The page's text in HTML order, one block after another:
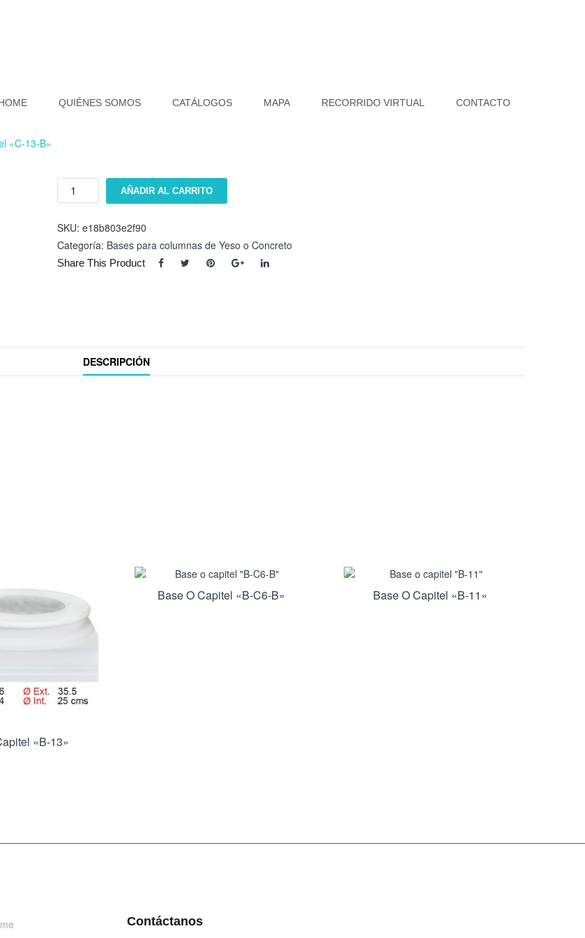
QUIÉNES SOMOS CATÁLOGOS MAPA RECORRIDO VIRTUAL CONTACTO
«C-13-B»
Base
"C-
13-
cantidad
AÑADIR AL CARRITO
SKU: e18b803e2f90
Categoría: Bases para columnas de Yeso o Concreto
Share This Product
DESCRIPCIÓN
«B-13»
Base O Capitel «B-C6-B» Base O Capitel «B-11»
Contáctanos